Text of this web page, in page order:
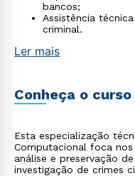
bancos;
Assistência
criminal.
Ler mais
Conheça o curso
Esta especialização
Computacional foca
análise e preservação
investigação de crimes